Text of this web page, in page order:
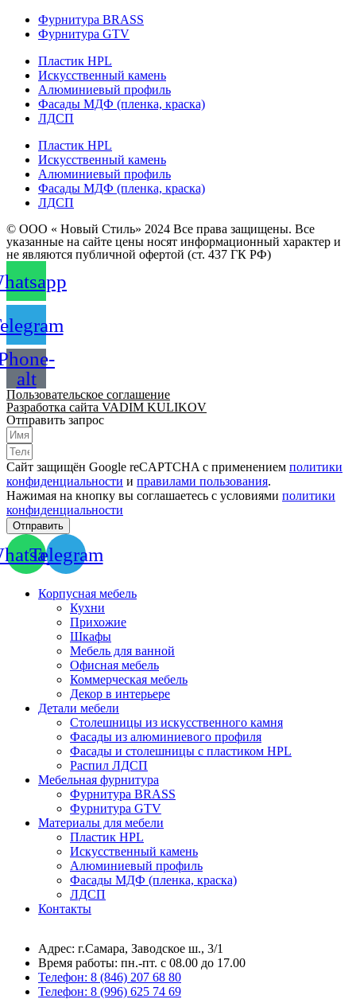
Фурнитура BRASS
Фурнитура GTV
Пластик HPL
Искусственный камень
Алюминиевый профиль
Фасады МДФ (пленка, краска)
ЛДСП
Пластик HPL
Искусственный камень
Алюминиевый профиль
Фасады МДФ (пленка, краска)
ЛДСП
© ООО « Новый Стиль» 2024 Все права защищены. Все
указанные на сайте цены носят информационный характер и
не являются публичной офертой (ст. 437 ГК РФ)
alt
Пользовательское соглашение
Разработка сайта VADIM KULIKOV
Отправить запрос
Сайт защищён Google reCAPTCHA с применением политики
конфиденциальности и правилами пользования.
Нажимая на кнопку вы соглашаетесь с условиями политики
конфиденциальности
Отправить
Telegram
Корпусная мебель
Кухни
Прихожие
Шкафы
Мебель для ванной
Офисная мебель
Коммерческая мебель
Декор в интерьере
Детали мебели
Столешницы из искусственного камня
Фасады из алюминиевого профиля
Фасады и столешницы с пластиком HPL
Распил ЛДСП
Мебельная фурнитура
Фурнитура BRASS
Фурнитура GTV
Материалы для мебели
Пластик HPL
Искусственный камень
Алюминиевый профиль
Фасады МДФ (пленка, краска)
ЛДСП
Контакты
Адрес: г.Самара, Заводское ш., 3/1
Время работы: пн.-пт. с 08.00 до 17.00
Телефон: 8 (846) 207 68 80
Телефон: 8 (996) 625 74 69